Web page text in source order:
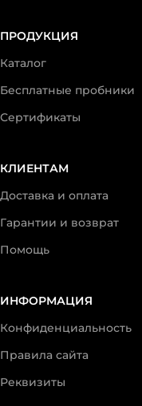
ПРОДУКЦИЯ
Каталог
Бесплатные пробники
Сертификаты
КЛИЕНТАМ
Доставка и оплата
Гарантии и возврат
Помощь
ИНФОРМАЦИЯ
Конфиденциальность
Правила сайта
Реквизиты